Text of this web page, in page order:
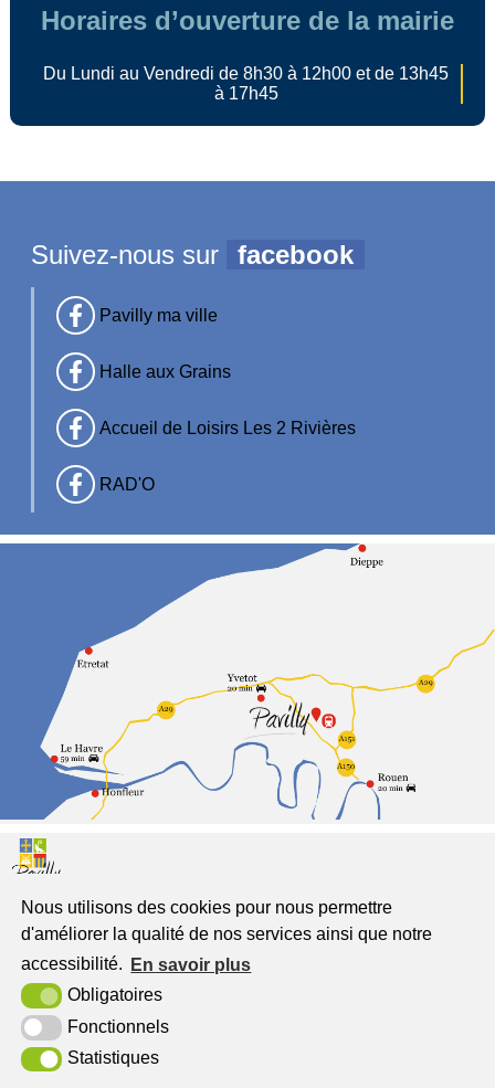
Nous utilisons des cookies pour nous permettre
d'améliorer la qualité de nos services ainsi que notre
accessibilité.
En savoir plus
Obligatoires
Fonctionnels
Statistiques
Horaires d’ouverture de la mairie
Du Lundi au Vendredi de 8h30 à 12h00 et de 13h45
à 17h45
Suivez-nous sur facebook
Pavilly ma ville
Halle aux Grains
Accueil de Loisirs Les 2 Rivières
RAD'O
Pavilly
Jumelée à Freckenhorst
Place du Général de Gaulle
76570 Pavilly
Tél. : 02 32 94 52 00